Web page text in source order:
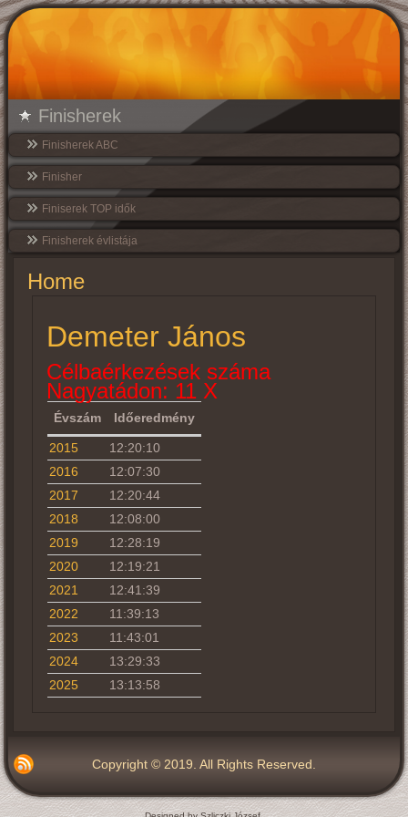
Finisherek
Finisherek ABC
Finisher
Finiserek TOP idők
Finisherek évlistája
Home
Demeter János
Célbaérkezések száma
Nagyatádon: 11 X
Évszám Időeredmény
2015
12:20:10
2016
12:07:30
2017
12:20:44
2018
12:08:00
2019
12:28:19
2020
12:19:21
2021
12:41:39
2022
11:39:13
2023
11:43:01
2024
13:29:33
2025
13:13:58
Copyright © 2019. All Rights Reserved.